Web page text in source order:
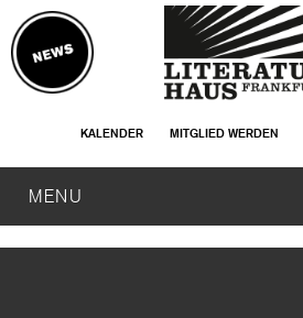
KALENDER MITGLIED WERDEN
MENU